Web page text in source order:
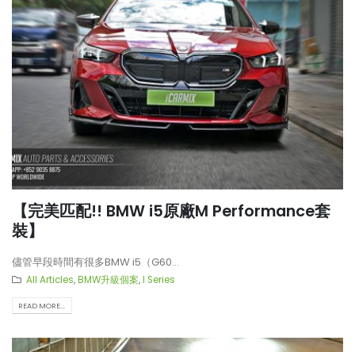
【完美匹配!! BMW i5原廠M Performance套
裝】
儘管早段時間有很多BMW i5（G60...
All Articles,BMW升級個案,I Series
READ MORE...